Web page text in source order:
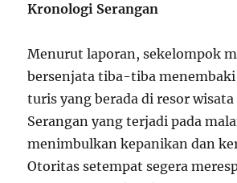
Kronologi Serangan
Menurut laporan, sekelompok
bersenjata tiba-tiba
turis yang berada di resor wisata
Serangan yang terjadi pada
menimbulkan kepanikan dan
Otoritas setempat segera